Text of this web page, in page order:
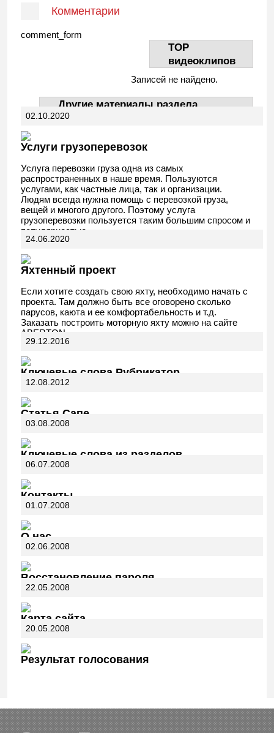
Комментарии
comment_form
TOP
видеоклипов
Записей не найдено.
Другие материалы раздела
АвтоДела
02.10.2020
Услуги грузоперевозок
Услуга перевозки груза одна из самых
распространенных в наше время. Пользуются
услугами, как частные лица, так и организации.
Людям всегда нужна помощь с перевозкой груза,
вещей и многого другого. Поэтому услуга
грузоперевозки пользуется таким большим спросом и
популярностью.
24.06.2020
Яхтенный проект
Если хотите создать свою яхту, необходимо начать с
проекта. Там должно быть все оговорено сколько
парусов, каюта и ее комфортабельность и т.д.
Заказать построить моторную яхту можно на сайте
ABERTON.
29.12.2016
Ключевые слова Рубрикатор
12.08.2012
Статья Сапе
03.08.2008
Ключевые слова из разделов
06.07.2008
Контакты
01.07.2008
О нас
02.06.2008
Восстановление пароля
22.05.2008
Карта сайта
20.05.2008
Результат голосования